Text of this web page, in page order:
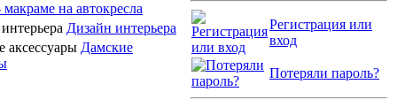
на автокресла
Дизайн интерьера
Дамские
Регистрация или
вход
Потеряли пароль?